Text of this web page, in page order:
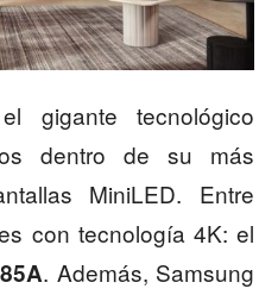
gigante tecnológico
dentro de su más
MiniLED. Entre
con tecnología 4K: el
. Además, Samsung